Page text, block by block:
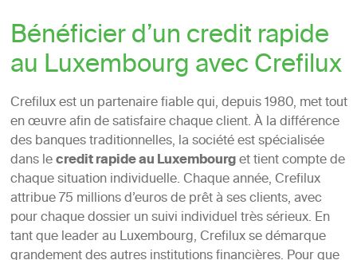
Bénéficier d’un credit rapide
au Luxembourg avec Crefilux
Crefilux est un partenaire fiable qui, depuis 1980, met tout
en œuvre afin de satisfaire chaque client. À la différence
des banques traditionnelles, la société est spécialisée
dans lecredit rapide au Luxembourget tient compte de
chaque situation individuelle. Chaque année, Crefilux
attribue 75 millions d’euros de prêt à ses clients, avec
pour chaque dossier un suivi individuel très sérieux. En
tant que leader au Luxembourg, Crefilux se démarque